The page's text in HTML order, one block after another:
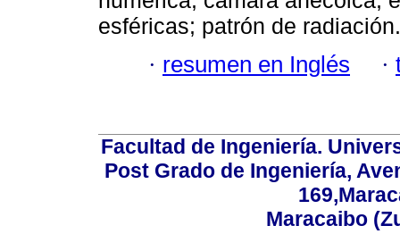
esféricas; patrón de radiación.
· resumen en Inglés ·
Facultad de Ingeniería.
Post Grado de Ingeniería,
Maracaibo